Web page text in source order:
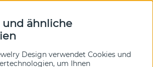
erfahren Sie vor allen anderen
und ähnliche
Design verwendet Cookies und
um Ihnen